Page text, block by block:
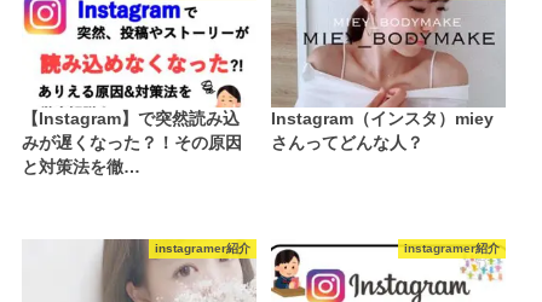
【Instagram】で突然読み込
みが遅くなった？！その原因
と対策法を徹…
Instagram（インスタ）miey
さんってどんな人？
instagramer紹介 instagramer紹介